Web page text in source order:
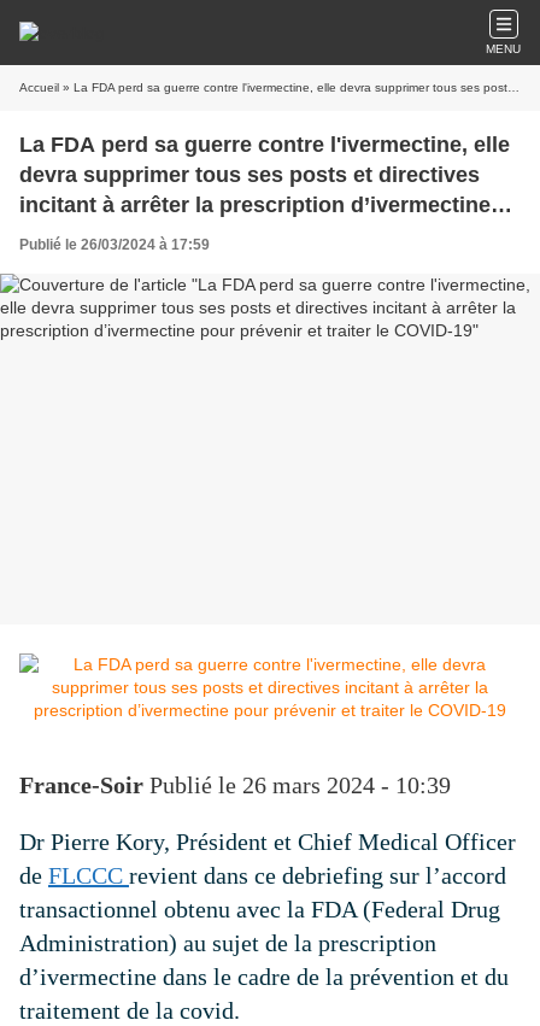
MENU
Accueil » La FDA perd sa guerre contre l'ivermectine, elle devra supprimer tous ses posts et directives incitant à arrêter la prescription d’ivermectine pour prévenir et traiter le COVID-19
La FDA perd sa guerre contre l'ivermectine, elle
devra supprimer tous ses posts et directives
incitant à arrêter la prescription d’ivermectine
pour prévenir et traiter le COVID-19
Publié le 26/03/2024 à 17:59
France-Soir Publié le 26 mars 2024 - 10:39
Dr Pierre Kory, Président et Chief Medical Officer
de FLCCC revient dans ce debriefing sur l’accord
transactionnel obtenu avec la FDA (Federal Drug
Administration) au sujet de la prescription
d’ivermectine dans le cadre de la prévention et du
traitement de la covid.